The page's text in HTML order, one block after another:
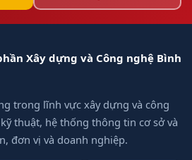
Xây dựng và Công nghệ Bình
trong lĩnh vực xây dựng và công
thuật, hệ thống thông tin cơ sở và
đơn vị và doanh nghiệp.